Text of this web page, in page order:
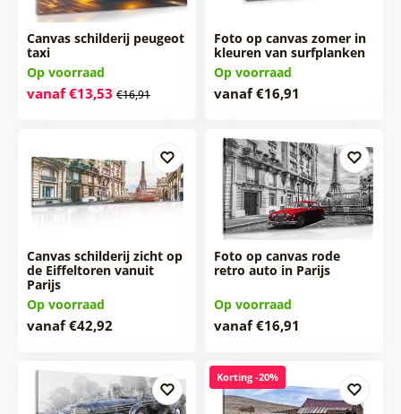
Canvas schilderij peugeot
taxi
Op voorraad
vanaf €13,53 €16,91
Foto op canvas zomer in
kleuren van surfplanken
Op voorraad
vanaf €16,91
Canvas schilderij zicht op
de Eiffeltoren vanuit
Parijs
Op voorraad
vanaf €42,92
Foto op canvas rode
retro auto in Parijs
Op voorraad
vanaf €16,91
Korting -20%